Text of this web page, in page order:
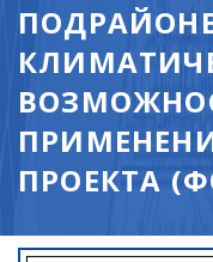
ПРОЕКТА